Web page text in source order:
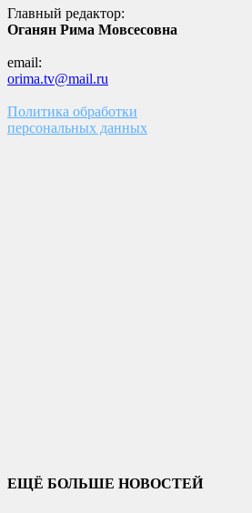
Главный редактор:
Оганян Рима Мовсесовна
email:
orima.tv@mail.ru
Политика обработки
персональных данных
ЕЩЁ БОЛЬШЕ НОВОСТЕЙ